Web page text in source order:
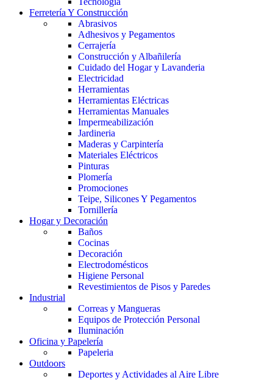
Ferretería Y Construcción
Abrasivos
Adhesivos y Pegamentos
Cerrajería
Construcción y Albañilería
Cuidado del Hogar y Lavanderia
Electricidad
Herramientas
Herramientas Eléctricas
Herramientas Manuales
Impermeabilización
Jardineria
Maderas y Carpintería
Materiales Eléctricos
Pinturas
Plomería
Promociones
Teipe, Silicones Y Pegamentos
Tornillería
Hogar y Decoración
Baños
Cocinas
Decoración
Electrodomésticos
Higiene Personal
Revestimientos de Pisos y Paredes
Industrial
Correas y Mangueras
Equipos de Protección Personal
Iluminación
Oficina y Papelería
Papeleria
Outdoors
Deportes y Actividades al Aire Libre